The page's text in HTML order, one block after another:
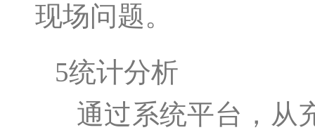
现场问题。
5统计分析
通过系统平台，从